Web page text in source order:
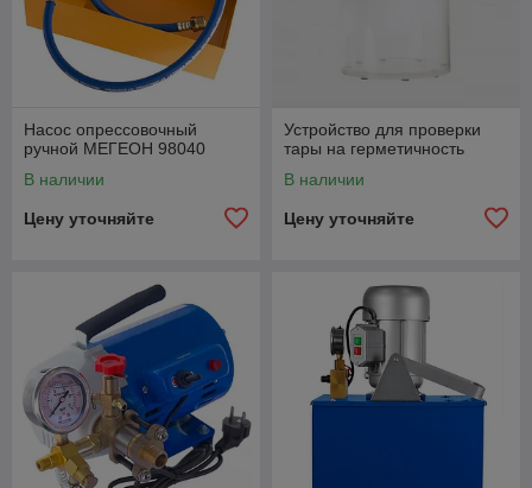
Насос опрессовочный
ручной МЕГЕОН 98040
В наличии
Цену уточняйте
Устройство для проверки
тары на герметичность
В наличии
Цену уточняйте